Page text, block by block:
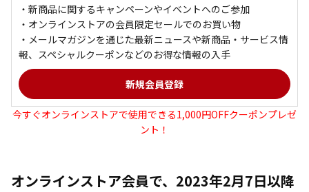
・新商品に関するキャンペーンやイベントへのご参加
・オンラインストアの会員限定セールでのお買い物
・メールマガジンを通じた最新ニュースや新商品・サービス情
報、スペシャルクーポンなどのお得な情報の入手
今すぐオンラインストアで使用できる1,000円OFFクーポンプレゼ
ント！
オンラインストア会員で、2023年2月7日以降